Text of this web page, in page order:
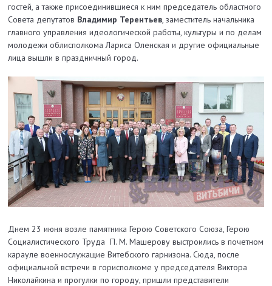
гостей, а также присоединившиеся к ним председатель областного
Совета депутатов Владимир Терентьев , заместитель начальника
главного управления идеологической работы, культуры и по делам
молодежи облисполкома Лариса Оленская и другие официальные
лица вышли в праздничный город.
Днем 23 июня возле памятника Герою Советского Союза, Герою
Социалистического Труда П. М. Машерову выстроились в почетном
карауле военнослужащие Витебского гарнизона. Сюда, после
официальной встречи в горисполкоме у председателя Виктора
Николайкина и прогулки по городу, пришли представители